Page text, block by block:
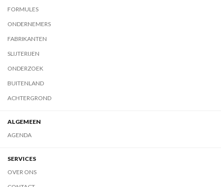
FORMULES
ONDERNEMERS
FABRIKANTEN
SLIJTERIJEN
ONDERZOEK
BUITENLAND
ACHTERGROND
ALGEMEEN
AGENDA
SERVICES
OVER ONS